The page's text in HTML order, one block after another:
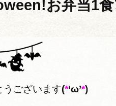
お弁当1食
うございます(*‘ω’*)